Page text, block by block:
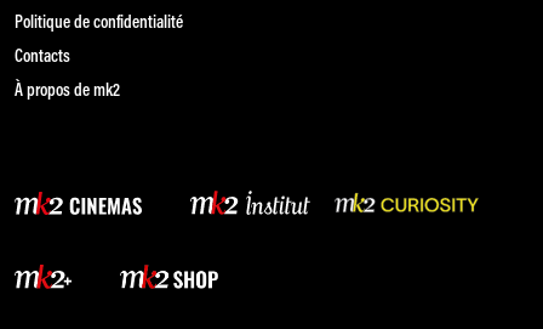
Politique de confidentialité
Contacts
À propos de mk2